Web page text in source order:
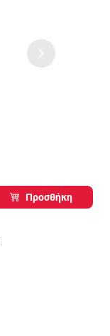
Προσθήκη